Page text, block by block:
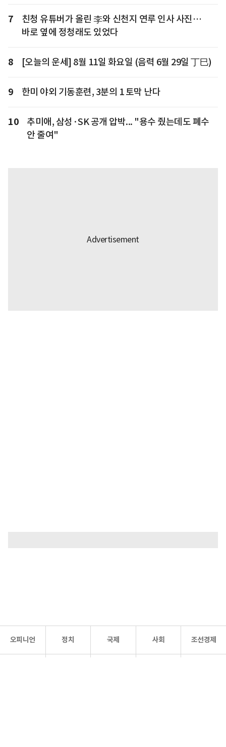
7
친청 유튜버가 올린 李와 신천지 연루 인사 사진…
바로 옆에 정청래도 있었다
8 [오늘의 운세] 8월 11일 화요일 (음력 6월 29일 丁巳)
9 한미 야외 기동훈련, 3분의 1 토막 난다
10
추미애, 삼성·SK 공개 압박... "용수 줬는데도 폐수
안 줄여"
오피니언 정치 국제 사회 조선경제